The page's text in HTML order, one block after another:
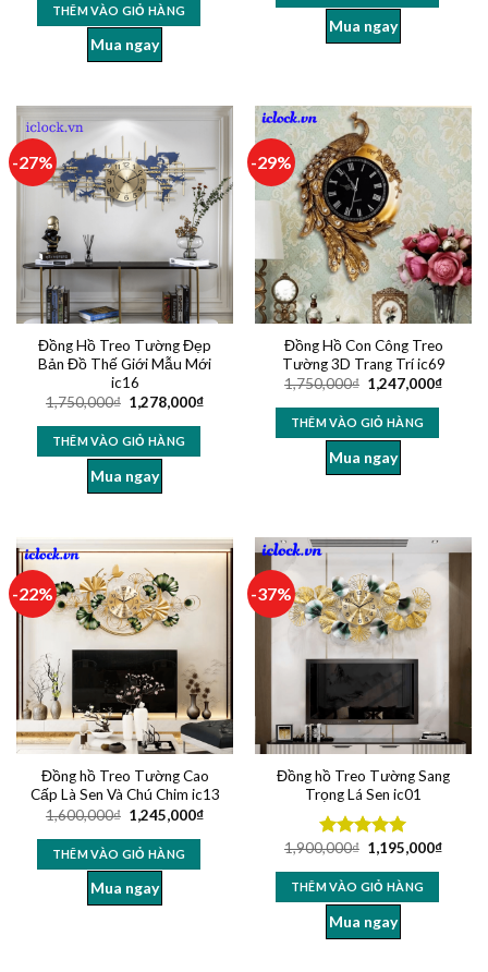
THÊM VÀO GIỎ HÀNG
Mua ngay
Mua ngay
-27%
Đồng Hồ Treo Tường Đẹp
Bản Đồ Thế Giới Mẫu Mới
ic16
1,750,000₫ 1,278,000₫
THÊM VÀO GIỎ HÀNG
Mua ngay
-29%
Đồng Hồ Con Công Treo
Tường 3D Trang Trí ic69
1,750,000₫ 1,247,000₫
THÊM VÀO GIỎ HÀNG
Mua ngay
-22%
Đồng hồ Treo Tường Cao
Cấp Là Sen Và Chú Chim ic13
1,600,000₫ 1,245,000₫
THÊM VÀO GIỎ HÀNG
Mua ngay
-37%
Đồng hồ Treo Tường Sang
Trọng Lá Sen ic01
Được xếp
hạng5.00
5 sao
1,900,000₫ 1,195,000₫
THÊM VÀO GIỎ HÀNG
Mua ngay